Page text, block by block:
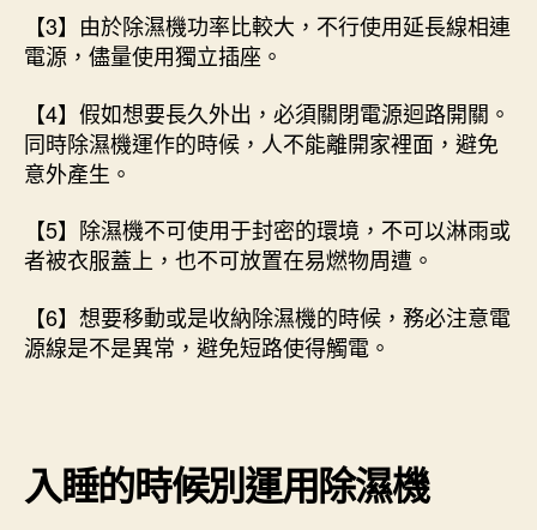
【3】由於除濕機功率比較大，不行使用延長線相連
電源，儘量使用獨立插座。
【4】假如想要長久外出，必須關閉電源迴路開關。
同時除濕機運作的時候，人不能離開家裡面，避免
意外產生。
【5】除濕機不可使用于封密的環境，不可以淋雨或
者被衣服蓋上，也不可放置在易燃物周遭。
【6】想要移動或是收納除濕機的時候，務必注意電
源線是不是異常，避免短路使得觸電。
入睡的時候別運用除濕機